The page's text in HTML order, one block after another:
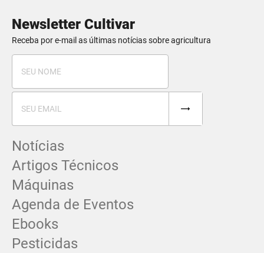
Newsletter Cultivar
Receba por e-mail as últimas notícias sobre agricultura
Notícias
Artigos Técnicos
Máquinas
Agenda de Eventos
Ebooks
Pesticidas